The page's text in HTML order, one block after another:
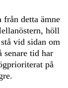
detta ämne
höll
vid sidan om
senare tid har
på